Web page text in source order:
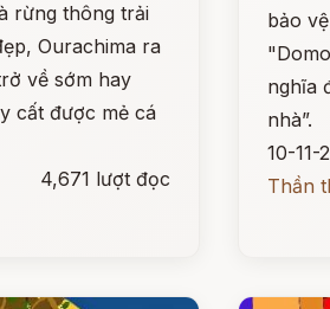
rừng thông trải
Ourachima ra
về sớm hay
cất được mẻ cá
4,671 lượt đọc
bảo
nghĩa
nhà”.
10-11-
Thần